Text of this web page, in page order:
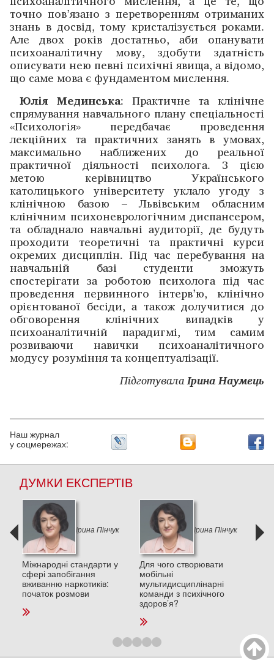
точно пов’язано з перетворенням отриманих
знань в досвід, тому кристалізується роками.
Але двох років достатньо, аби опанувати
психоаналітичну мову, здобути здатність
описувати нею певні психічні явища, а відомо,
що саме мова є фундаментом мислення.
Юлія Мединська: Практичне та клінічне
спрямування навчального плану спеціальності
«Психологія» передбачає проведення
лекційних та практичних занять в умовах,
максимально наближених до реальної
практичної діяльності психолога. З цією
метою керівництво Українського
католицького університету уклало угоду з
клінічною базою – Львівським обласним
клінічним психоневрологічним диспансером,
та обладнало навчальні аудиторії, де будуть
проходити теоретичні та практичні курси
окремих дисциплін. Під час перебування на
навчальній базі студенти зможуть
спостерігати за роботою психолога під час
проведення первинного інтерв’ю, клінічно
орієнтованої бесіди, а також долучитися до
обговорення клінічних випадків у
психоаналітичній парадигмі, тим самим
розвиваючи навички психоаналітичного
модусу розуміння та концептуалізації.
ПідготувалаІрина Наумець
Наш журнал
у соцмережах:
ДУМКИ ЕКСПЕРТІВ
Ірина Пінчук
Міжнародні стандарти у
сфері запобігання
вживанню наркотиків:
початок розмови
Ірина Пінчук
Для чого створювати
мобільні
мультидисциплінарні
команди з психічного
здоров’я?